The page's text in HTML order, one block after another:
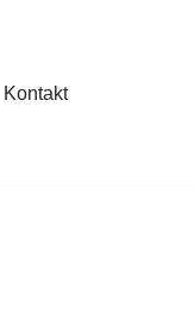
Kontakt